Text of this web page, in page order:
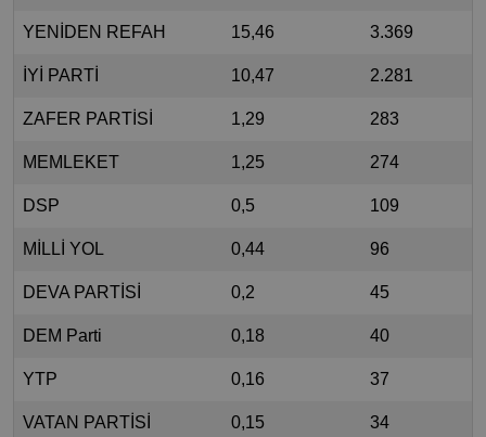
YENİDEN REFAH 15,46 3.369
İYİ PARTİ 10,47 2.281
ZAFER PARTİSİ 1,29 283
MEMLEKET 1,25 274
DSP 0,5 109
MİLLİ YOL 0,44 96
DEVA PARTİSİ 0,2 45
DEM Parti 0,18 40
YTP 0,16 37
VATAN PARTİSİ 0,15 34